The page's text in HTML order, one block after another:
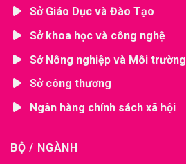
Sở Giáo Dục và Đào Tạo
Sở khoa học và công nghệ
Sở Nông nghiệp và Môi trường
Sở công thương
Ngân hàng chính sách xã hội
BỘ / NGÀNH